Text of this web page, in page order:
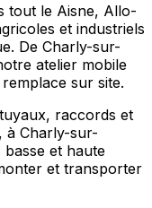
tout le Aisne, Allo-
et industriels
De Charly-sur-
atelier mobile
sur site.
raccords et
à Charly-sur-
et haute
et transporter